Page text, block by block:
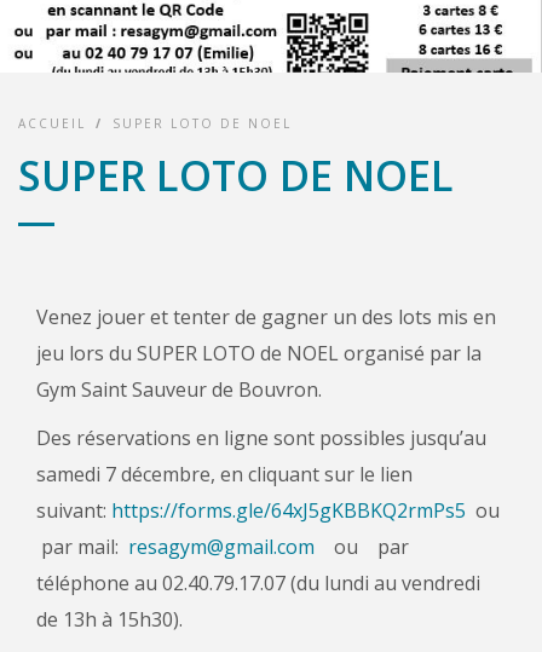
ACCUEIL / SUPER LOTO DE NOEL
SUPER LOTO DE NOEL
Venez jouer et tenter de gagner un des lots mis en
jeu lors du SUPER LOTO de NOEL organisé par la
Gym Saint Sauveur de Bouvron.
Des réservations en ligne sont possibles jusqu’au
samedi 7 décembre, en cliquant sur le lien
suivant: https://forms.gle/64xJ5gKBBKQ2rmPs5 ou
par mail: resagym@gmail.com ou par
téléphone au 02.40.79.17.07 (du lundi au vendredi
de 13h à 15h30).